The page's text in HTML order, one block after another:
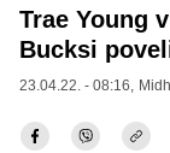
Trae Young
Bucksi
23.04.22. - 08:16,